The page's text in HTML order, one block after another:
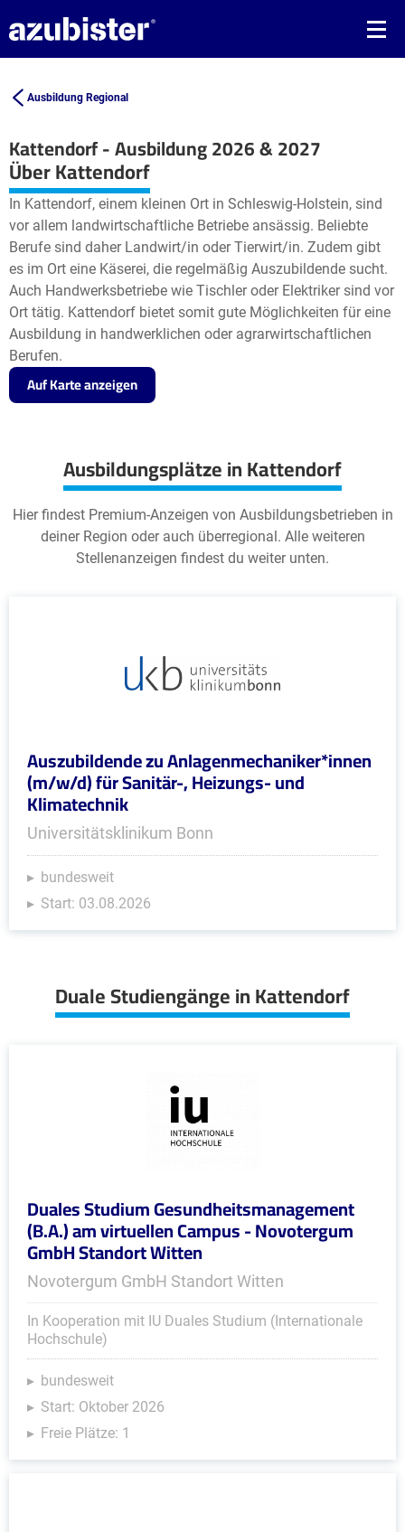
Ausbildung Regional
Kattendorf - Ausbildung 2026 & 2027
+
−
Leaflet| ©OpenStreetMap2
Über Kattendorf
In Kattendorf, einem kleinen Ort in Schleswig-Holstein, sind
vor allem landwirtschaftliche Betriebe ansässig. Beliebte
Berufe sind daher Landwirt/in oder Tierwirt/in. Zudem gibt
es im Ort eine Käserei, die regelmäßig Auszubildende sucht.
Auch Handwerksbetriebe wie Tischler oder Elektriker sind vor
Ort tätig. Kattendorf bietet somit gute Möglichkeiten für eine
Ausbildung in handwerklichen oder agrarwirtschaftlichen
Berufen.
Auf Karte anzeigen
Ausbildungsplätze in Kattendorf
Hier findest Premium-Anzeigen von Ausbildungsbetrieben in
deiner Region oder auch überregional. Alle weiteren
Stellenanzeigen findest du weiter unten.
Auszubildende zu Anlagenmechaniker*innen
(m/w/d) für Sanitär-, Heizungs- und
Klimatechnik
Universitätsklinikum Bonn
bundesweit
Start: 03.08.2026
Duale Studiengänge in Kattendorf
Duales Studium Gesundheitsmanagement
(B.A.) am virtuellen Campus - Novotergum
GmbH Standort Witten
Novotergum GmbH Standort Witten
In Kooperation mit IU Duales Studium (Internationale
Hochschule)
bundesweit
Start: Oktober 2026
Freie Plätze: 1